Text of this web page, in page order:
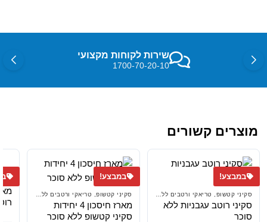
שירות לקוחות מקצועי
1700-70-20-10
מוצרים קשורים
במבצע!
סקיני קטשופ, טריאקי ורטבים ללא תוספת סוכר
סקיני רוטב עגבניות ללא
סוכר
במבצע!
מארז חיסכון 4 יחידות
סקיני קטשופ ללא סוכר